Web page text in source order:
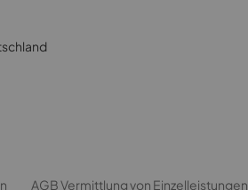
AGB Vermittlung von Einzelleistungen